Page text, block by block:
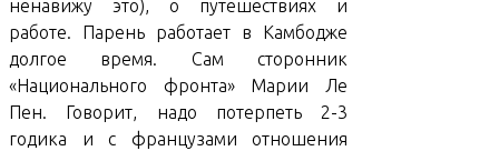
ненавижу это), о путешествиях и
работе. Парень работает в Камбодже
долгое время. Сам сторонник
«Национального фронта» Марии Ле
Пен. Говорит, надо потерпеть 2-3
годика и с французами отношения